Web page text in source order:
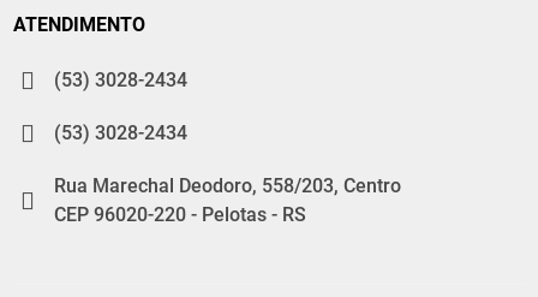
ATENDIMENTO
(53) 3028-2434
(53) 3028-2434
Rua Marechal Deodoro, 558/203, Centro
CEP 96020-220 - Pelotas - RS